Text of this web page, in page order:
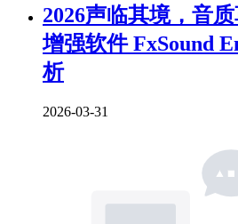
2026声临其境，音
增强软件 FxSound
析
2026-03-31